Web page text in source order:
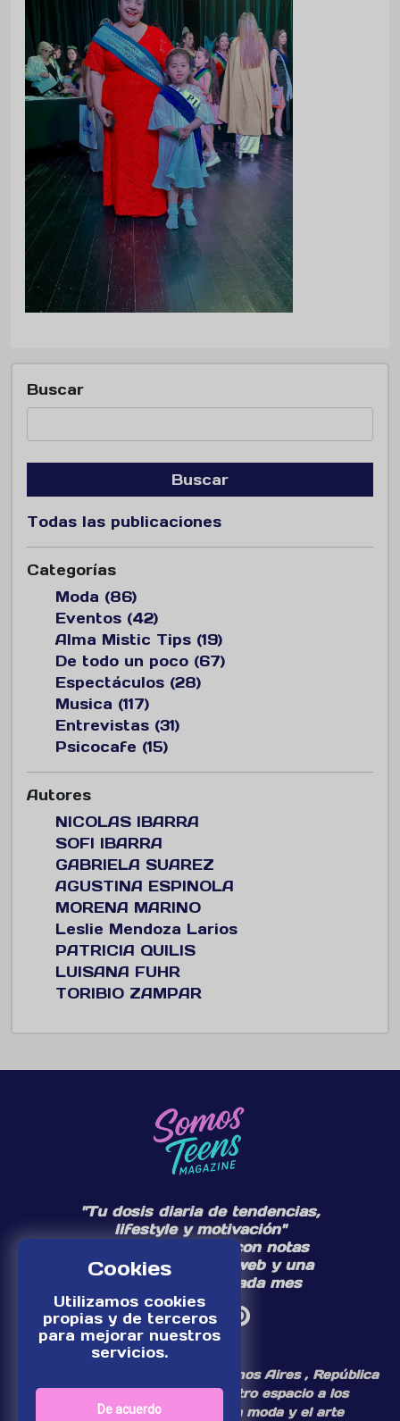
Cookies
Utilizamos cookies
propias y de terceros
para mejorar nuestros
servicios.
De acuerdo
Buscar
Buscar
Todas las publicaciones
Categorías
Moda (86)
Eventos (42)
Alma Mistic Tips (19)
De todo un poco (67)
Espectáculos (28)
Musica (117)
Entrevistas (31)
Psicocafe (15)
Autores
NICOLAS IBARRA
SOFI IBARRA
GABRIELA SUAREZ
AGUSTINA ESPINOLA
MORENA MARINO
Leslie Mendoza Larios
PATRICIA QUILIS
LUISANA FUHR
TORIBIO ZAMPAR
"Tu dosis diaria de tendencias,
lifestyle y motivación"
Te acompañamos con notas
diarias en nuestra web y una
edición especial cada mes
¡Somos un medio digital de Buenos Aires , República
Argentina, dedicamos nuestro espacio a los
personajes del mundo de la moda y el arte